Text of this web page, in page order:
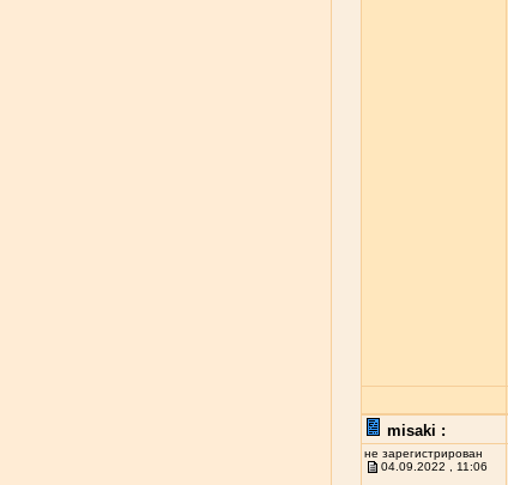
misaki :
не зарегистрирован
04.09.2022 , 11:06